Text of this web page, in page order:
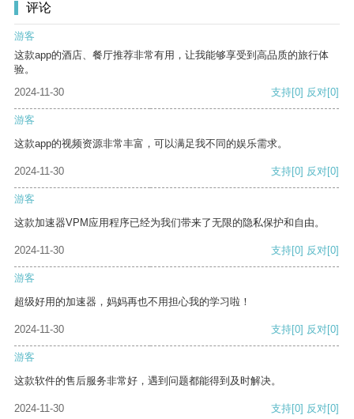
评论
游客
这款app的酒店、餐厅推荐非常有用，让我能够享受到高品质的旅行体
验。
2024-11-30
支持[0] 反对[0]
游客
这款app的视频资源非常丰富，可以满足我不同的娱乐需求。
2024-11-30 支持[0] 反对[0]
游客
这款加速器VPM应用程序已经为我们带来了无限的隐私保护和自由。
2024-11-30 支持[0] 反对[0]
游客
超级好用的加速器，妈妈再也不用担心我的学习啦！
2024-11-30 支持[0] 反对[0]
游客
这款软件的售后服务非常好，遇到问题都能得到及时解决。
2024-11-30 支持[0] 反对[0]